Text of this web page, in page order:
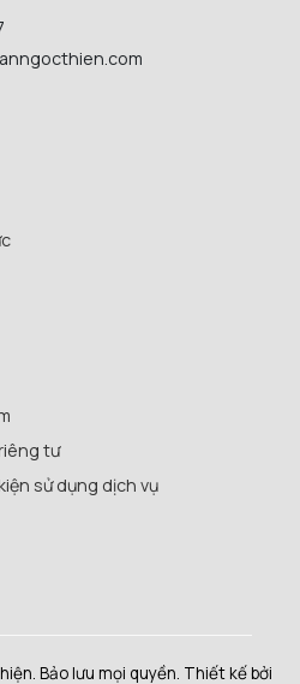
tư
sử dụng dịch vụ
Bảo lưu mọi quyền. Thiết kế bởi